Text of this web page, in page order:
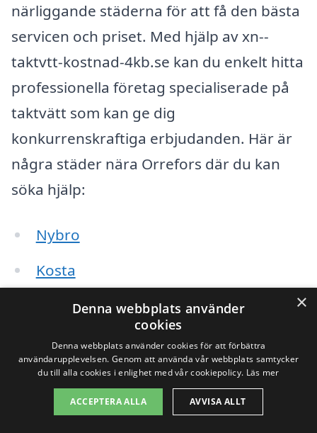
närliggande städerna för att få den bästa
servicen och priset. Med hjälp av xn--
taktvtt-kostnad-4kb.se kan du enkelt hitta
professionella företag specialiserade på
taktvätt som kan ge dig
konkurrenskraftiga erbjudanden. Här är
några städer nära Orrefors där du kan
söka hjälp:
Nybro
Kosta
Mönsterås
Hultsfred
Emmaboda
Lammhult
×
Denna webbplats använder
cookies
Denna webbplats använder cookies för att förbättra
användarupplevelsen. Genom att använda vår webbplats samtycker
du till alla cookies i enlighet med vår cookiepolicy. Läs mer
ACCEPTERA ALLA AVVISA ALLT